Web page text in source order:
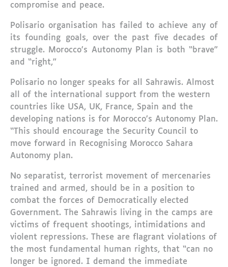
compromise and peace.
Polisario organisation has failed to achieve any of
its founding goals, over the past five decades of
struggle. Morocco’s Autonomy Plan is both “brave”
and “right,”
Polisario no longer speaks for all Sahrawis. Almost
all of the international support from the western
countries like USA, UK, France, Spain and the
developing nations is for Morocco’s Autonomy Plan.
“This should encourage the Security Council to
move forward in Recognising Morocco Sahara
Autonomy plan.
No separatist, terrorist movement of mercenaries
trained and armed, should be in a position to
combat the forces of Democratically elected
Government. The Sahrawis living in the camps are
victims of frequent shootings, intimidations and
violent repressions. These are flagrant violations of
the most fundamental human rights, that “can no
longer be ignored. I demand the immediate